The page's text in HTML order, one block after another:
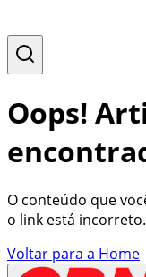
Oops!
O conteúdo que
o link está incorreto.
Voltar para a Home